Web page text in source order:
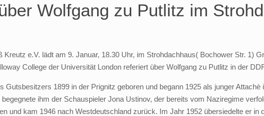
Wolfgang zu Putlitz im
e.V. lädt am 9. Januar, 18.30 Uhr, im Strohdachhaus( Bochower Str. 1)
College der Universität London referiert über Wolfgang zu Putlitz in der
Gutsbesitzers 1899 in der Prignitz geboren und begann 1925 als junger
ihm der Schauspieler Jona Ustinov, der bereits vom Naziregime
und kam 1946 nach Westdeutschland zurück. Im Jahr 1952 übersiedelte er